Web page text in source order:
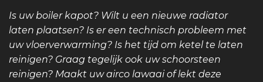
Is uw boiler kapot? Wilt u een nieuwe radiator
laten plaatsen? Is er een technisch probleem met
uw vloerverwarming? Is het tijd om ketel te laten
reinigen? Graag tegelijk ook uw schoorsteen
reinigen? Maakt uw airco lawaai of lekt deze